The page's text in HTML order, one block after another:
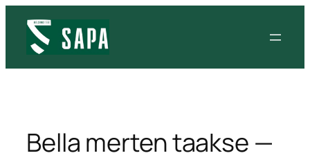
sisältöön
Bella merten taakse —